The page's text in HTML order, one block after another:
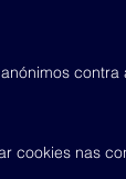
cookies nas